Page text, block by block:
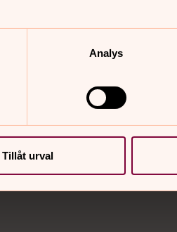
Analys
Tillåt urval